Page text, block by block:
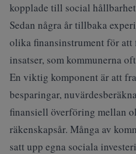
kopplade till social
Sedan några år tillbaka
olika finansinstrument för att
insatser, som kommunerna
En viktig komponent är att
besparingar,
finansiell överföring mellan
räkenskapsår. Många av
satt upp egna sociala